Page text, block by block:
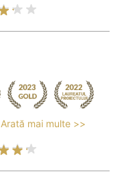
Arată mai multe >>